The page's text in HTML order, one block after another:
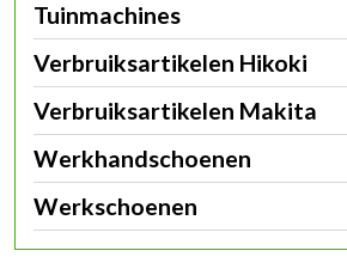
Tuinmachines
Verbruiksartikelen Hikoki
Verbruiksartikelen Makita
Werkhandschoenen
Werkschoenen